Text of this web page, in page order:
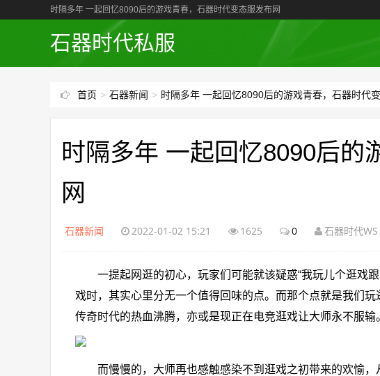
时隔多年 一起回忆8090后的游戏青春，石器时代变态服发布网
石器时代私服
首页 > 石器新闻 > 时隔多年 一起回忆8090后的游戏青春，石器时代
时隔多年 一起回忆8090后的
网
石器新闻 2022-01-02 15:21 1625 0 石器时代WS
一提起网逛的初心，玩家们可能就该疑惑“我玩儿个逛戏跟
戏时，其实心里分无一个值得回味的点。而那个点就是我们
传奇时代的热血沸腾，亦或是现正在电竞逛戏让大师永不服输
而慢慢的，大师再也感触感染不到逛戏之初带来的欢愉，